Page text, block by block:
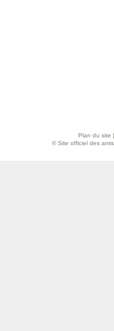
Plan du site
© Site officiel des